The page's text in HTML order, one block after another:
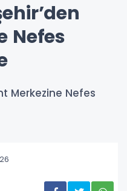
Nefes
Merkezine Nefes